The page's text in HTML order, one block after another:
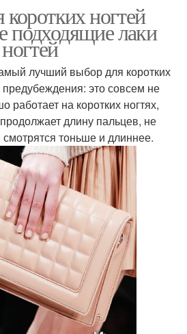
Лаки для разных
оттенков
Маникюр для коротких
ногтей
Лак для коротких
пальцев
Гель-лак на коротких
ногтях
ногтей
лаки
лучший выбор для коротких
предубеждения: это совсем не
работает на коротких ногтях,
длину пальцев, не
тоньше и длиннее.